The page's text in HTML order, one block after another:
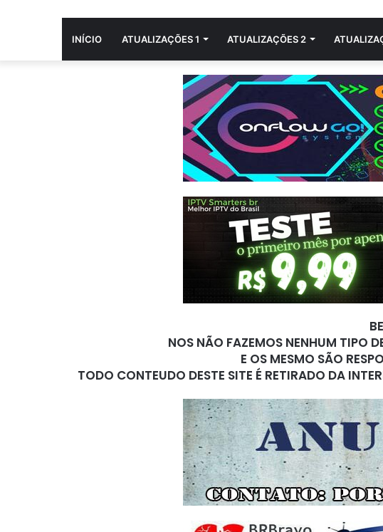
INÍCIO ATUALIZAÇÕES 1 ATUALIZAÇÕES 2
NOS NÃO FAZEMOS NENHUM TIPO
E OS MESMO SÃO
TODO CONTEUDO DESTE SITE É RETIRADO DA